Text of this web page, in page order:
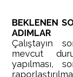
BEKLENEN
ADIMLAR
Çalıştayın
mevcut
yapılması,